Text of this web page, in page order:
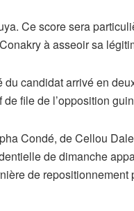
Ce score sera
à asseoir sa
candidat arrivé en
file de l’opposition
Condé, de Cellou
de dimanche
de